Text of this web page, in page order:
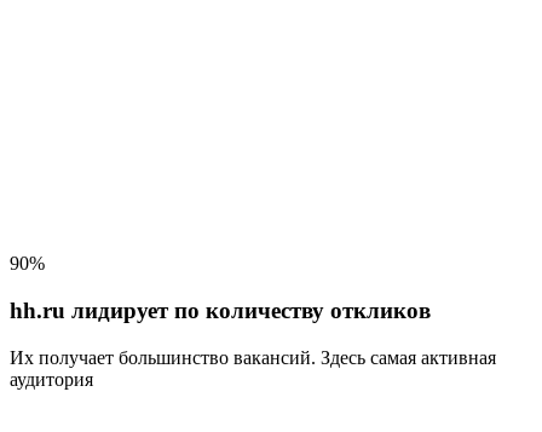
90%
hh.ru лидирует по количеству откликов
Их получает большинство вакансий. Здесь самая активная
аудитория